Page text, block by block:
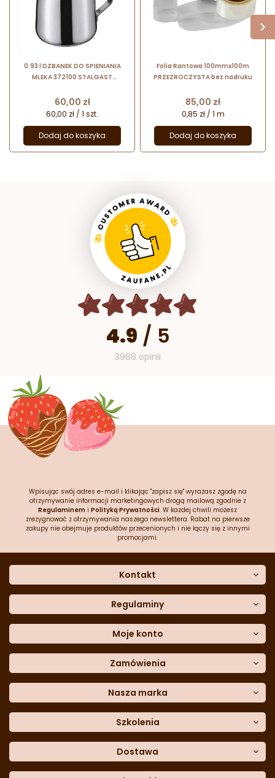
0.93 l DZBANEK DO SPIENIANIA
MLEKA 372100 STALGAST
Cena
60,00 zł
60,00 zł / 1 szt.
Dodaj do koszyka
Folia Rantowa 100mmx100m
PRZEZROCZYSTA bez nadruku
Cena
85,00 zł
0,85 zł / 1 m
Dodaj do koszyka
4.9 / 5
3988 opinii
Wpisując swój adres e-mail i klikając "zapisz się" wyrażasz zgodę na
otrzymywanie informacji marketingowych drogą mailową zgodnie z
Regulaminem i Polityką Prywatności. W każdej chwili możesz
zrezygnować z otrzymywania naszego newslettera. Rabat na pierwsze
zakupy nie obejmuje produktów przecenionych i nie łączy się z innymi
promocjami.
Kontakt
Dane kontaktowe
Często zadawane pytania
Sklep stacjonarny
Formularz kontaktowy
Blog
telefon:601 767 272
Regulaminy
Polityka prywatności
Polityka cookies
Polityka reklamacji
Polityka zwrotów
Dostępność cyfrowa
Moje konto
Moje dane
Historia zamówień
Lista ulubionych
Moje rabaty
Zamówienia
Metody płatności
Dane do przelewu
Formularzreklamacji
Formularzzwrotu
Nasza marka
Trio Gelato
CDN
Szkolenia
Academy of Baker Arts
Dostawa